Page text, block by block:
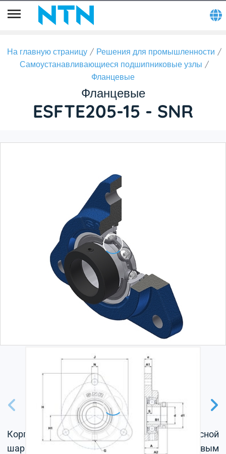
На главную страницу
Решения для промышленности
Самоустанавливающиеся подшипниковые узлы
Фланцевые
Фланцевые
ESFTE205-15 - SNR
Корпус из серого чугуна, радиальный корпусной
шарикоподшипник с эксцентриковым